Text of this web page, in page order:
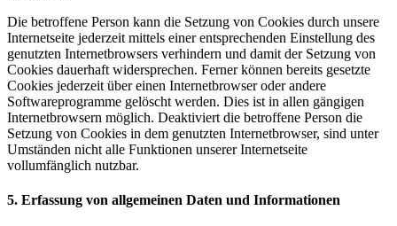
Die betroffene Person kann die Setzung von Cookies durch unsere
Internetseite jederzeit mittels einer entsprechenden Einstellung des
genutzten Internetbrowsers verhindern und damit der Setzung von
Cookies dauerhaft widersprechen. Ferner können bereits gesetzte
Cookies jederzeit über einen Internetbrowser oder andere
Softwareprogramme gelöscht werden. Dies ist in allen gängigen
Internetbrowsern möglich. Deaktiviert die betroffene Person die
Setzung von Cookies in dem genutzten Internetbrowser, sind unter
Umständen nicht alle Funktionen unserer Internetseite
vollumfänglich nutzbar.
5. Erfassung von allgemeinen Daten und Informationen